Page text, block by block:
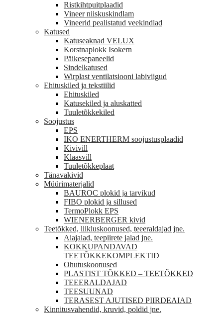
Ristkihtpuitplaadid
Vineer niiskuskindlam
Vineerid pealistatud veekindlad
Katused
Katuseaknad VELUX
Korstnaplokk Isokern
Päikesepaneelid
Sindelkatused
Wirplast ventilatsiooni labiviigud
Ehituskiled ja tekstiilid
Ehituskiled
Katusekiled ja aluskatted
Tuuletõkkekiled
Soojustus
EPS
IKO ENERTHERM soojustusplaadid
Kivivill
Klaasvill
Tuuletõkkeplaat
Tänavakivid
Müürimaterjalid
BAUROC plokid ja tarvikud
FIBO plokid ja sillused
TermoPlokk EPS
WIENERBERGER kivid
Teetõkked, liikluskoonused, teeeraldajad jne.
Aiajalad, teepiirete jalad jne.
KOKKUPANDAVAD
TEETÕKKEKOMPLEKTID
Ohutuskoonused
PLASTIST TÕKKED – TEETÕKKED
TEEERALDAJAD
TEESUUNAD
TERASEST AJUTISED PIIRDEAIAD
Kinnitusvahendid, kruvid, poldid jne.